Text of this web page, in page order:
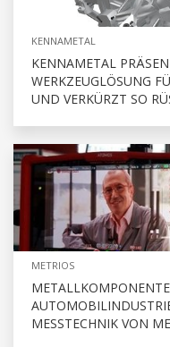
KENNAMETAL
KENNAMETAL
WERKZEUGLÖSUNG
UND VERKÜRZT SO
METRIOS
MESSTECHNIK VON